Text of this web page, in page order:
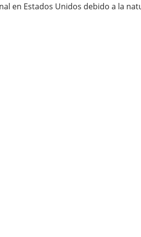
en Estados Unidos debido a la